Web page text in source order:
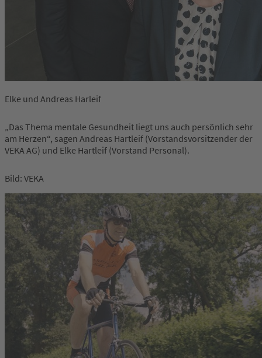
Elke und Andreas Harleif
„Das Thema mentale Gesundheit liegt uns auch persönlich sehr
am Herzen“, sagen Andreas Hartleif (Vorstandsvorsitzender der
VEKA AG) und Elke Hartleif (Vorstand Personal).
Bild: VEKA